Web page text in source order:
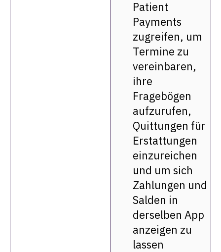
Patient
Payments
zugreifen, um
Termine zu
vereinbaren,
ihre
Fragebögen
aufzurufen,
Quittungen für
Erstattungen
einzureichen
und um sich
Zahlungen und
Salden in
derselben App
anzeigen zu
lassen